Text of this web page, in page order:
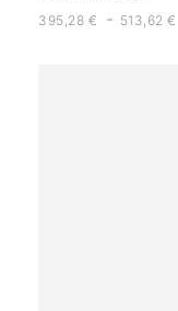
395,28 € - 513,62€